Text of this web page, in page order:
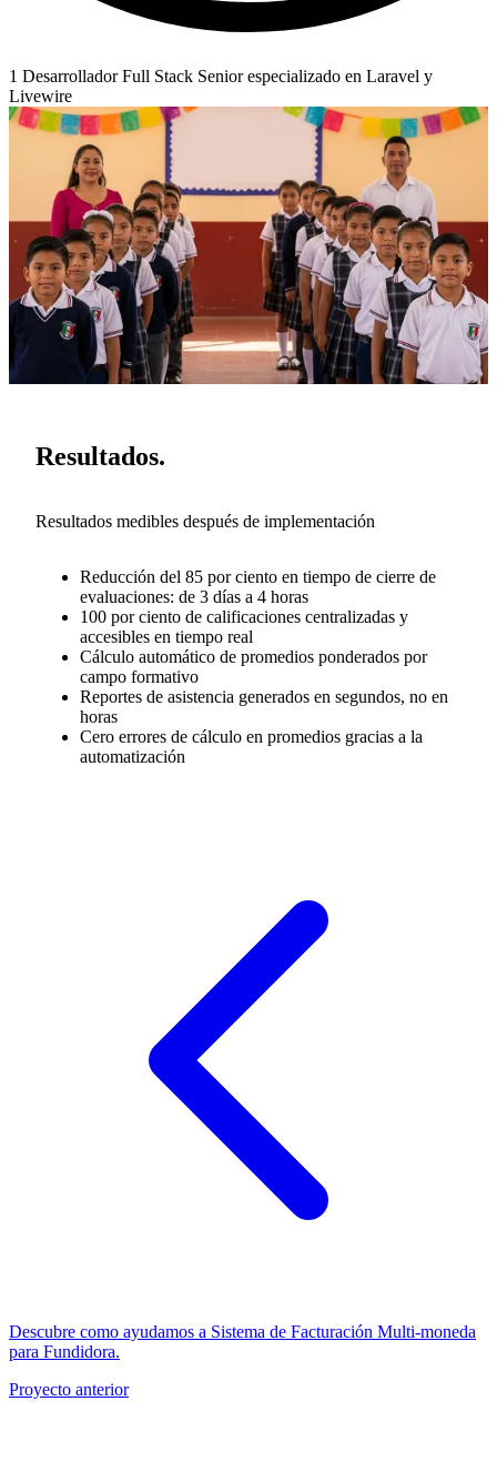
1 Desarrollador Full Stack Senior especializado en Laravel y
Livewire
Resultados.
Resultados medibles después de implementación
Reducción del 85 por ciento en tiempo de cierre de
evaluaciones: de 3 días a 4 horas
100 por ciento de calificaciones centralizadas y
accesibles en tiempo real
Cálculo automático de promedios ponderados por
campo formativo
Reportes de asistencia generados en segundos, no en
horas
Cero errores de cálculo en promedios gracias a la
automatización
Descubre como ayudamos a Sistema de Facturación Multi-moneda
para Fundidora.
Proyecto anterior